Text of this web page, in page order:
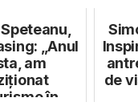
„Anul
am
în
de